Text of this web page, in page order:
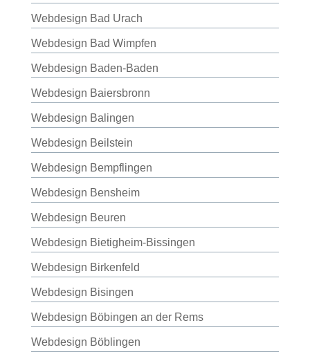
Webdesign Bad Urach
Webdesign Bad Wimpfen
Webdesign Baden-Baden
Webdesign Baiersbronn
Webdesign Balingen
Webdesign Beilstein
Webdesign Bempflingen
Webdesign Bensheim
Webdesign Beuren
Webdesign Bietigheim-Bissingen
Webdesign Birkenfeld
Webdesign Bisingen
Webdesign Böbingen an der Rems
Webdesign Böblingen